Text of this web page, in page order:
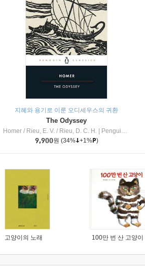
지혜와 용기로 이룬 오디세우스의 귀환
The Odyssey
Homer / Rieu, E. V. / Rieu, D. C. H.
Penguin Group
9,900원 (34% +1% )
고양이의 노래 100만 번 산 고양이